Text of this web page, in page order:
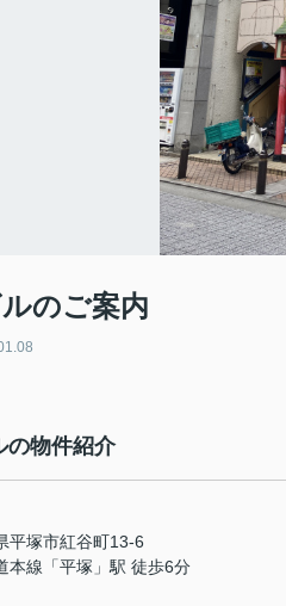
のご案内
の物件紹介
平塚市紅谷町13-6
本線「平塚」駅 徒歩6分